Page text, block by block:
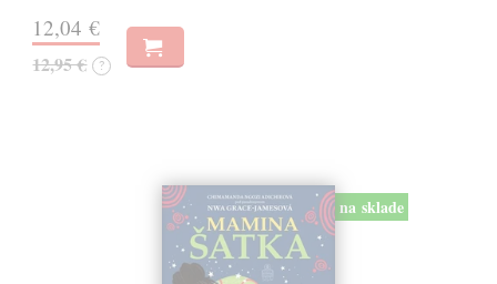
12,04 €
12,95 € ?
na sklade